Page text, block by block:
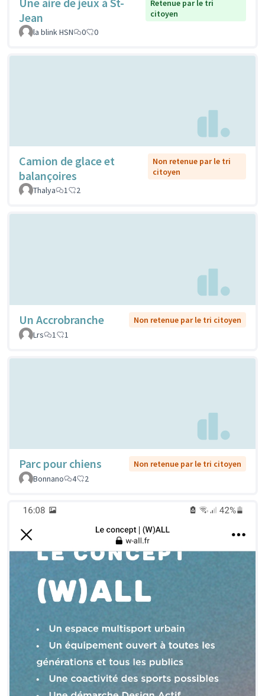
Jean
Retenue par le tri
citoyen
la blink HSN
0 0
Camion de glace et
balançoires
Non retenue par le tri
citoyen
Thalya
1 2
Un Accrobranche
Non retenue par le tri citoyen
Lrs
1 1
Parc pour chiens
Non retenue par le tri citoyen
Bonnano
4 2